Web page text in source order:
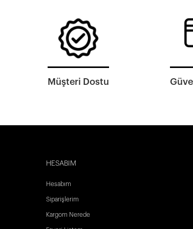
Müşteri Dostu
HESABIM
Hesabım
Siparişlerim
Kargom Nerede